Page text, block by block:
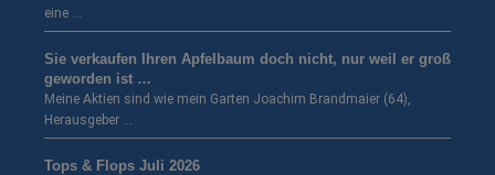
eine …
Sie verkaufen Ihren Apfelbaum doch nicht, nur weil er groß
geworden ist …
Meine Aktien sind wie mein Garten Joachim Brandmaier (64),
Herausgeber …
Tops & Flops Juli 2026